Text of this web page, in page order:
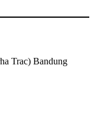
Trac) Bandung